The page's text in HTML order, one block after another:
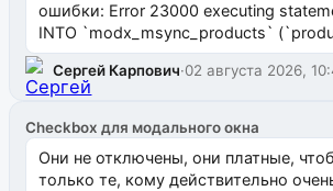
ошибки: Error 23000 executing
INTO `modx_msync_products`
`uuid_1c`) VALUES ...
Сергей Карпович·02 августа 2026,
Checkbox для модального окна
Они не отключены, они платные,
только те, кому действительно